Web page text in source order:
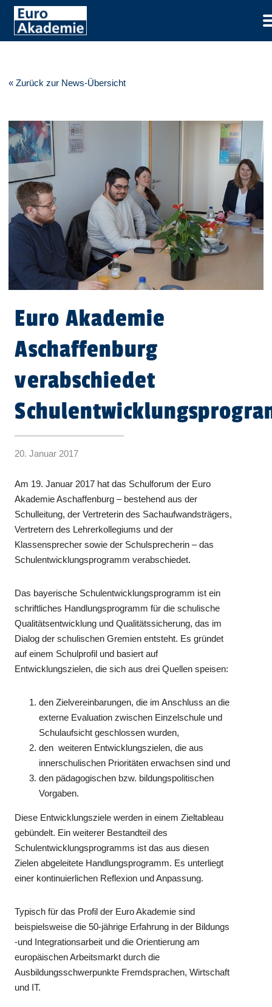
« Zurück zur News-Übersicht
Euro Akademie
Aschaffenburg
verabschiedet
20. Januar 2017
Am 19. Januar 2017 hat das Schulforum der Euro
Akademie Aschaffenburg – bestehend aus der
Schulleitung, der Vertreterin des Sachaufwandsträgers,
Vertretern des Lehrerkollegiums und der
Klassensprecher sowie der Schulsprecherin – das
Schulentwicklungsprogramm verabschiedet.
Das bayerische Schulentwicklungsprogramm ist ein
schriftliches Handlungsprogramm für die schulische
Qualitätsentwicklung und Qualitätssicherung, das im
Dialog der schulischen Gremien entsteht. Es gründet
auf einem Schulprofil und basiert auf
Entwicklungszielen, die sich aus drei Quellen speisen:
den Zielvereinbarungen, die im Anschluss an die
externe Evaluation zwischen Einzelschule und
Schulaufsicht geschlossen wurden,
den weiteren Entwicklungszielen, die aus
innerschulischen Prioritäten erwachsen sind und
den pädagogischen bzw. bildungspolitischen
Vorgaben.
Diese Entwicklungsziele werden in einem Zieltableau
gebündelt. Ein weiterer Bestandteil des
Schulentwicklungsprogramms ist das aus diesen
Zielen abgeleitete Handlungsprogramm. Es unterliegt
einer kontinuierlichen Reflexion und Anpassung.
Typisch für das Profil der Euro Akademie sind
beispielsweise die 50-jährige Erfahrung in der Bildungs
-und Integrationsarbeit und die Orientierung am
europäischen Arbeitsmarkt durch die
Ausbildungsschwerpunkte Fremdsprachen, Wirtschaft
und IT.